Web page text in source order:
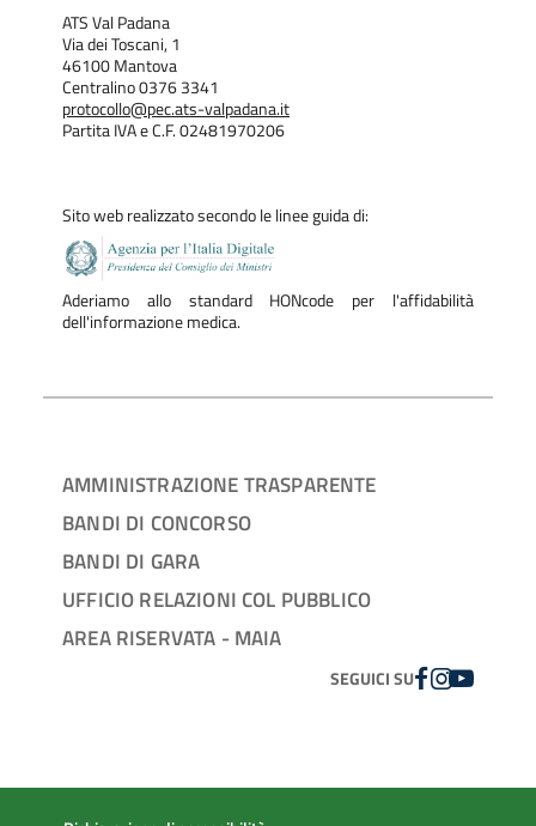
ATS Val Padana
Via dei Toscani, 1
46100 Mantova
Centralino 0376 3341
protocollo@pec.ats-valpadana.it
Partita IVA e C.F. 02481970206
Sito web realizzato secondo le linee guida di:
Aderiamo allo standard HONcode per l'affidabilità
dell'informazione medica.
AMMINISTRAZIONE TRASPARENTE
BANDI DI CONCORSO
BANDI DI GARA
UFFICIO RELAZIONI COL PUBBLICO
AREA RISERVATA - MAIA
SEGUICI SUFACEBOOK
INSTAGRAM
YOUTUBE